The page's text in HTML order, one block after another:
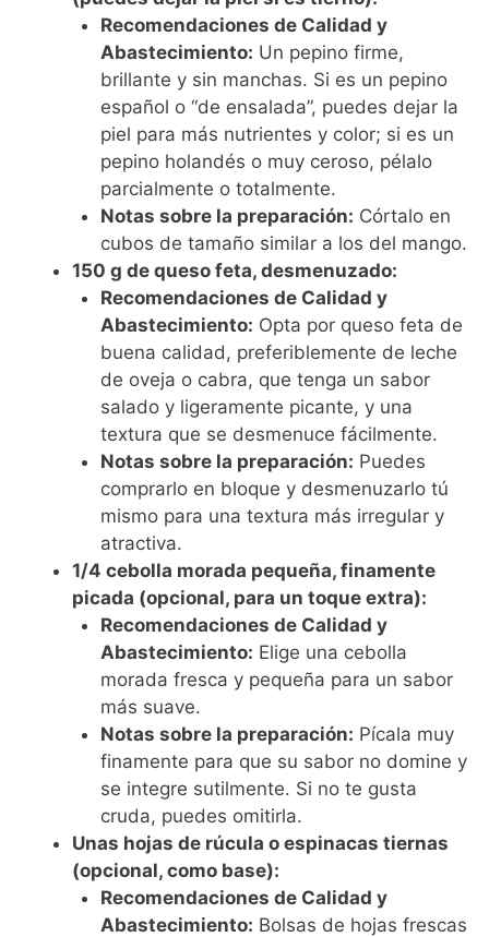
Recomendaciones de Calidad y
Abastecimiento: Un pepino firme,
brillante y sin manchas. Si es un pepino
español o “de ensalada”, puedes dejar la
piel para más nutrientes y color; si es un
pepino holandés o muy ceroso, pélalo
parcialmente o totalmente.
Notas sobre la preparación: Córtalo en
cubos de tamaño similar a los del mango.
150 g de queso feta, desmenuzado:
Recomendaciones de Calidad y
Abastecimiento: Opta por queso feta de
buena calidad, preferiblemente de leche
de oveja o cabra, que tenga un sabor
salado y ligeramente picante, y una
textura que se desmenuce fácilmente.
Notas sobre la preparación: Puedes
comprarlo en bloque y desmenuzarlo tú
mismo para una textura más irregular y
atractiva.
1/4 cebolla morada pequeña, finamente
picada (opcional, para un toque extra):
Recomendaciones de Calidad y
Abastecimiento: Elige una cebolla
morada fresca y pequeña para un sabor
más suave.
Notas sobre la preparación: Pícala muy
finamente para que su sabor no domine y
se integre sutilmente. Si no te gusta
cruda, puedes omitirla.
Unas hojas de rúcula o espinacas tiernas
(opcional, como base):
Recomendaciones de Calidad y
Abastecimiento: Bolsas de hojas frescas